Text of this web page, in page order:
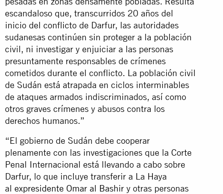
escandaloso que, transcurridos 20 años del
inicio del conflicto de Darfur, las autoridades
sudanesas continúen sin proteger a la población
civil, ni investigar y enjuiciar a las personas
presuntamente responsables de crímenes
cometidos durante el conflicto. La población civil
de Sudán está atrapada en ciclos interminables
de ataques armados indiscriminados, así como
otros graves crímenes y abusos contra los
derechos humanos.”
“El gobierno de Sudán debe cooperar
plenamente con las investigaciones que la Corte
Penal Internacional está llevando a cabo sobre
Darfur, lo que incluye transferir a La Haya
al expresidente Omar al Bashir y otras personas